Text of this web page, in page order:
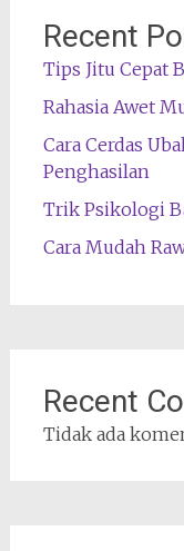
Recent
Tips Jitu Cepat
Rahasia Awet
Cara Cerdas
Penghasilan
Trik Psikologi
Cara Mudah
Recent
Tidak ada